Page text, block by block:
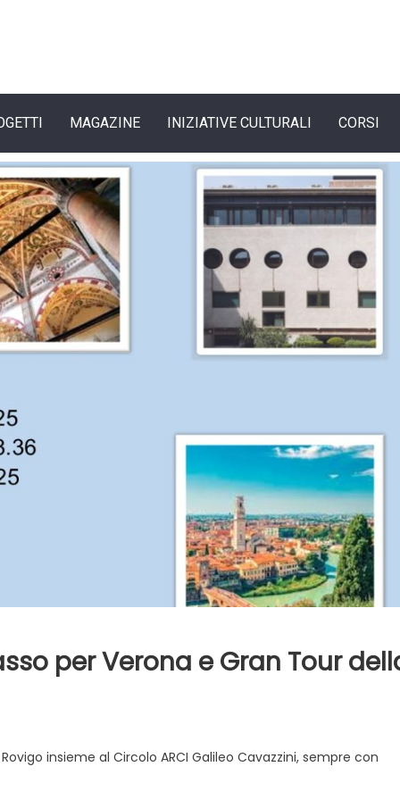
MAGAZINE INIZIATIVE CULTURALI CORSI
per Verona e Gran Tour
insieme al Circolo ARCI Galileo Cavazzini, sempre con